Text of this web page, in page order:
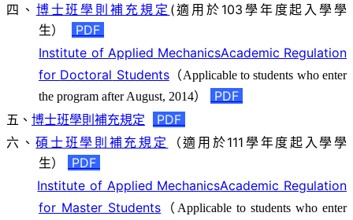
四、 博士班學則補充規定 (適用於103學年度起入學學
生）
PDF
Institute of Applied MechanicsAcademic Regulation
for Doctoral Students（Applicable to students who enter
the program after August, 2014）
PDF
五、 博士班學則補充規定
PDF
六、碩士班學則補充規定
（適用於111學年度起入學學
生）
PDF
Institute of Applied MechanicsAcademic Regulation
for Master Students （ Applicable to students who enter